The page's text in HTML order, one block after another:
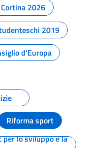
2026
2019
d'Europa
Riforma sport
lo sviluppo e la